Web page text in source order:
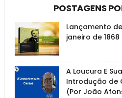
POSTAGENS
Lançamento
janeiro de 1868
A Loucura E
Introdução de
(Por João